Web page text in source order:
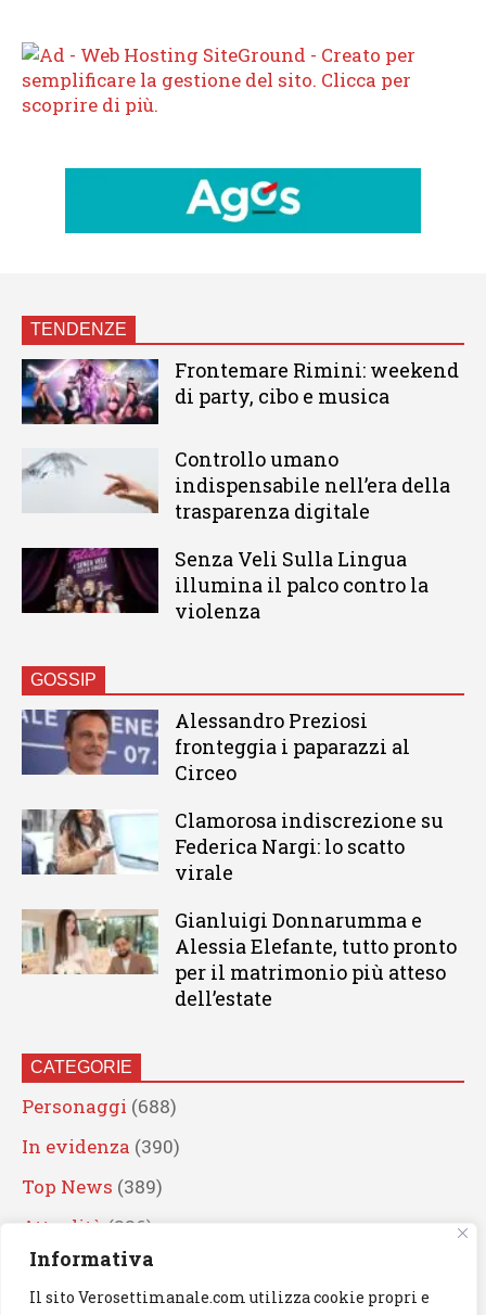
Informativa
Il sito Verosettimanale.com utilizza cookie propri e
TENDENZE
Frontemare Rimini: weekend
di party, cibo e musica
Controllo umano
indispensabile nell’era della
trasparenza digitale
Senza Veli Sulla Lingua
illumina il palco contro la
violenza
GOSSIP
Alessandro Preziosi
fronteggia i paparazzi al
Circeo
Clamorosa indiscrezione su
Federica Nargi: lo scatto
virale
Gianluigi Donnarumma e
Alessia Elefante, tutto pronto
per il matrimonio più atteso
dell’estate
CATEGORIE
Personaggi (688)
In evidenza (390)
Top News (389)
Attualità (336)
Eventi(330)
Artisti (241)